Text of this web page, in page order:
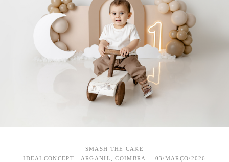
SMASH THE CAKE
IDEALCONCEPT - ARGANIL, COIMBRA
03/MARÇO/2026